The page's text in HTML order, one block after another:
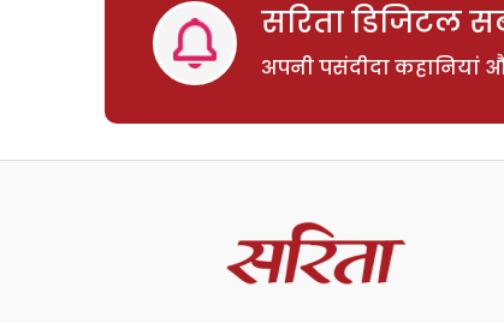
सरिता डिजिटल
अपनी पसंदीदा कहानियां